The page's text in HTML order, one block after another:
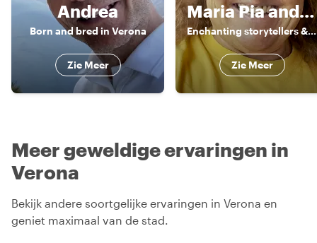
Andrea
Born and bred in Verona
Zie Meer
Maria Pia and Friends
Enchanting storytellers & enthusiatic guides
Zie Meer
Meer geweldige ervaringen in
Verona
Bekijk andere soortgelijke ervaringen in Verona en
geniet maximaal van de stad.